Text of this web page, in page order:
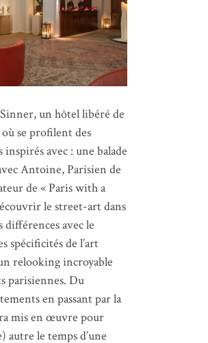
un hôtel libéré de
se profilent des
avec : une balade
Antoine, Parisien de
de « Paris with a
le street-art dans
différences avec le
spécificités de l’art
relooking incroyable
parisiennes. Du
en passant par la
mis en œuvre pour
autre le temps d’une